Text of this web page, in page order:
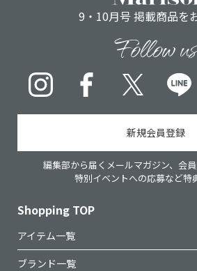
9・10月号 掲載商品を
Follow us
InstagramFacebookX
新規会員登録
編集部から届くメールマガジン、会
特別イベントへの応募など特
Shopping TOP
アイテム一覧
ブランド一覧